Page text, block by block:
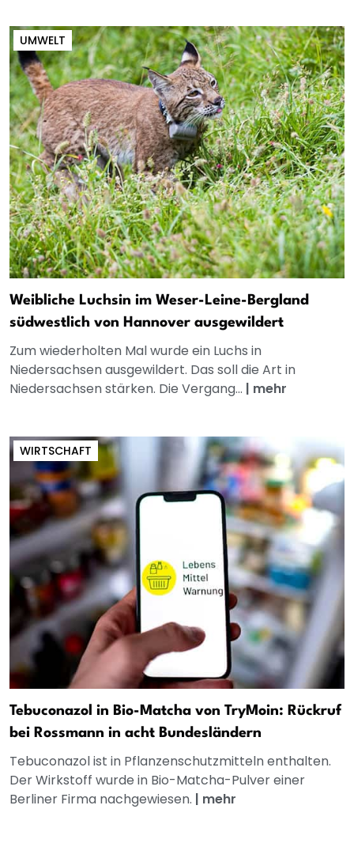
UMWELT
Weibliche Luchsin im Weser-Leine-Bergland
südwestlich von Hannover ausgewildert
Zum wiederholten Mal wurde ein Luchs in
Niedersachsen ausgewildert. Das soll die Art in
Niedersachsen stärken. Die Vergang... | mehr
WIRTSCHAFT
Tebuconazol in Bio-Matcha von TryMoin: Rückruf
bei Rossmann in acht Bundesländern
Tebuconazol ist in Pflanzenschutzmitteln enthalten.
Der Wirkstoff wurde in Bio-Matcha-Pulver einer
Berliner Firma nachgewiesen. | mehr